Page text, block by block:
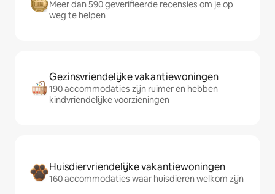
Meer dan 590 geverifieerde recensies om je op
weg te helpen
Gezinsvriendelijke vakantiewoningen
190 accommodaties zijn ruimer en hebben
kindvriendelijke voorzieningen
Huisdiervriendelijke vakantiewoningen
160 accommodaties waar huisdieren welkom zijn